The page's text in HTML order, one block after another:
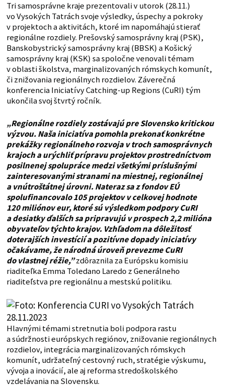
Tri samosprávne kraje prezentovali v utorok (28.11.)
vo Vysokých Tatrách svoje výsledky, úspechy a pokroky
v projektoch a aktivitách, ktoré im napomáhajú stierať
regionálne rozdiely. Prešovský samosprávny kraj (PSK),
Banskobystrický samosprávny kraj (BBSK) a Košický
samosprávny kraj (KSK) sa spoločne venovali témam
v oblasti školstva, marginalizovaných rómskych komunít,
či znižovania regionálnych rozdielov. Záverečná
konferencia Iniciatívy Catching-up Regions (CuRI) tým
ukončila svoj štvrtý ročník.
„Regionálne rozdiely zostávajú pre Slovensko kritickou
výzvou. Naša iniciatíva pomohla prekonať konkrétne
prekážky regionálneho rozvoja v troch samosprávnych
krajoch a urýchliť prípravu projektov prostredníctvom
posilnenej spolupráce medzi všetkými príslušnými
zainteresovanými stranami na miestnej, regionálnej
a vnútroštátnej úrovni. Nateraz sa z fondov EÚ
spolufinancovalo 105 projektov v celkovej hodnote
120 miliónov eur, ktoré sú výsledkom podpory CuRI
a desiatky ďalších sa pripravujú v prospech 2,2 milióna
obyvateľov týchto krajov. Vzhľadom na dôležitosť
doterajších investícií a pozitívne dopady iniciatívy
očakávame, že národná úroveň prevezme CuRI
do vlastnej réžie,”zdôraznila za Európsku komisiu
riaditeľka Emma Toledano Laredo z Generálneho
riaditeľstva pre regionálnu a mestskú politiku.
Hlavnými témami stretnutia boli podpora rastu
a súdržnosti európskych regiónov, znižovanie regionálnych
rozdielov, integrácia marginalizovaných rómskych
komunít, udržateľný cestovný ruch, stratégie výskumu,
vývoja a inovácií, ale aj reforma stredoškolského
vzdelávania na Slovensku.